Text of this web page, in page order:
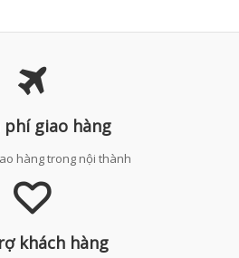
phí giao hàng
hàng trong nội thành
khách hàng